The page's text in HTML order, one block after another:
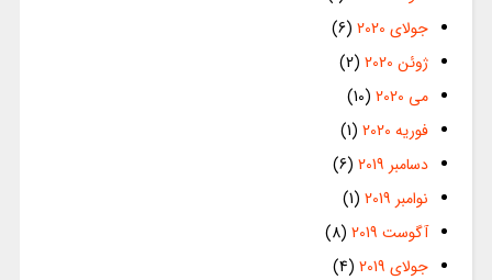
جولای 2020
(6)
ژوئن 2020
(2)
می 2020
(10)
فوریه 2020
(1)
دسامبر 2019
(6)
نوامبر 2019
(1)
آگوست 2019
(8)
جولای 2019
(4)